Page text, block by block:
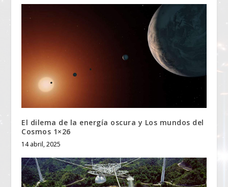
El dilema de la energía oscura y Los mundos del
Cosmos 1×26
14 abril, 2025